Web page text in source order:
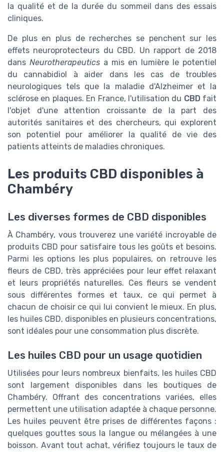
la qualité et de la durée du sommeil dans des essais
cliniques.
De plus en plus de recherches se penchent sur les
effets neuroprotecteurs du CBD. Un rapport de 2018
dans Neurotherapeutics a mis en lumière le potentiel
du cannabidiol à aider dans les cas de troubles
neurologiques tels que la maladie d'Alzheimer et la
sclérose en plaques. En France, l'utilisation du CBD fait
l'objet d'une attention croissante de la part des
autorités sanitaires et des chercheurs, qui explorent
son potentiel pour améliorer la qualité de vie des
patients atteints de maladies chroniques.
Les produits CBD disponibles à
Chambéry
Les diverses formes de CBD disponibles
À Chambéry, vous trouverez une variété incroyable de
produits CBD pour satisfaire tous les goûts et besoins.
Parmi les options les plus populaires, on retrouve les
fleurs de CBD, très appréciées pour leur effet relaxant
et leurs propriétés naturelles. Ces fleurs se vendent
sous différentes formes et taux, ce qui permet à
chacun de choisir ce qui lui convient le mieux. En plus,
les huiles CBD, disponibles en plusieurs concentrations,
sont idéales pour une consommation plus discrète.
Les huiles CBD pour un usage quotidien
Utilisées pour leurs nombreux bienfaits, les huiles CBD
sont largement disponibles dans les boutiques de
Chambéry. Offrant des concentrations variées, elles
permettent une utilisation adaptée à chaque personne.
Les huiles peuvent être prises de différentes façons :
quelques gouttes sous la langue ou mélangées à une
boisson. Avant tout achat, vérifiez toujours le taux de